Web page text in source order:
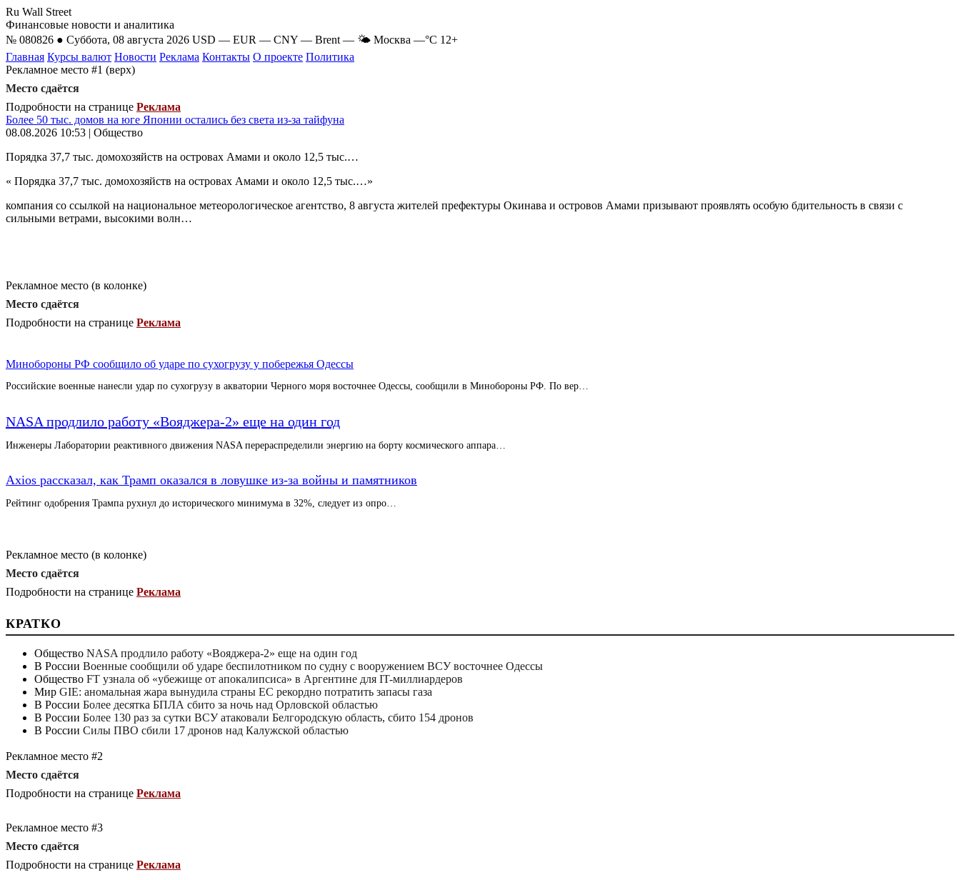
Ru Wall Street
Финансовые новости и аналитика
№ 080826 ● Суббота, 08 августа 2026 USD — EUR — CNY — Brent — 🌤 Москва —°C 12+
Главная Курсы валют Новости Реклама Контакты О проекте Политика
Рекламное место #1 (верх)
Место сдаётся
Подробности на странице Реклама
Более 50 тыс. домов на юге Японии остались без света из-за тайфуна
08.08.2026 10:53 | Общество
Порядка 37,7 тыс. домохозяйств на островах Амами и около 12,5 тыс.…
« Порядка 37,7 тыс. домохозяйств на островах Амами и около 12,5 тыс.…»
компания со ссылкой на национальное метеорологическое агентство, 8 августа жителей префектуры Окинава и островов Амами призывают проявлять особую бдительность в связи с
сильными ветрами, высокими волн…
Рекламное место (в колонке)
Место сдаётся
Подробности на странице Реклама
Минобороны РФ сообщило об ударе по сухогрузу у побережья Одессы
Российские военные нанесли удар по сухогрузу в акватории Черного моря восточнее Одессы, сообщили в Минобороны РФ. По вер…
NASA продлило работу «Вояджера-2» еще на один год
Инженеры Лаборатории реактивного движения NASA перераспределили энергию на борту космического аппара…
Axios рассказал, как Трамп оказался в ловушке из-за войны и памятников
Рейтинг одобрения Трампа рухнул до исторического минимума в 32%, следует из опро…
Рекламное место (в колонке)
Место сдаётся
Подробности на странице Реклама
КРАТКО
Общество NASA продлило работу «Вояджера-2» еще на один год
В России Военные сообщили об ударе беспилотником по судну с вооружением ВСУ восточнее Одессы
Общество FT узнала об «убежище от апокалипсиса» в Аргентине для IT-миллиардеров
Мир GIE: аномальная жара вынудила страны ЕС рекордно потратить запасы газа
В России Более десятка БПЛА сбито за ночь над Орловской областью
В России Более 130 раз за сутки ВСУ атаковали Белгородскую область, сбито 154 дронов
В России Силы ПВО сбили 17 дронов над Калужской областью
Рекламное место #2
Место сдаётся
Подробности на странице Реклама
Рекламное место #3
Место сдаётся
Подробности на странице Реклама